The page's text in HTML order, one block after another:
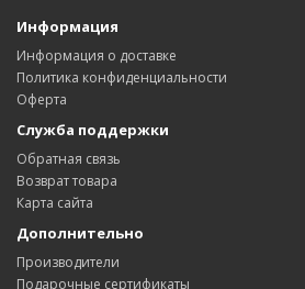
Информация
Информация о доставке
Политика конфиденциальности
Оферта
Служба поддержки
Обратная связь
Возврат товара
Карта сайта
Дополнительно
Производители
Подарочные сертификаты